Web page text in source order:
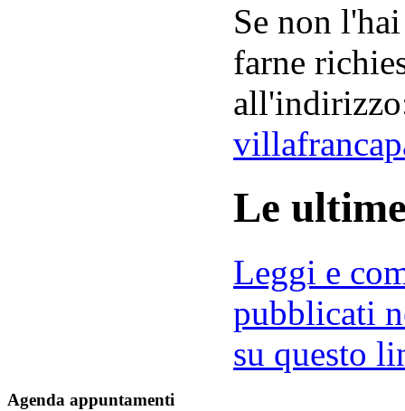
Se non
farne
Le
Leggi e
pubblicati
su questo
Agenda appuntamenti